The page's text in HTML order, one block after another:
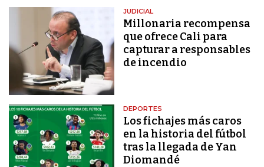
JUDICIAL
Millonaria recompensa
que ofrece Cali para
capturar a responsables
de incendio
DEPORTES
Los fichajes más caros
en la historia del fútbol
tras la llegada de Yan
Diomandé